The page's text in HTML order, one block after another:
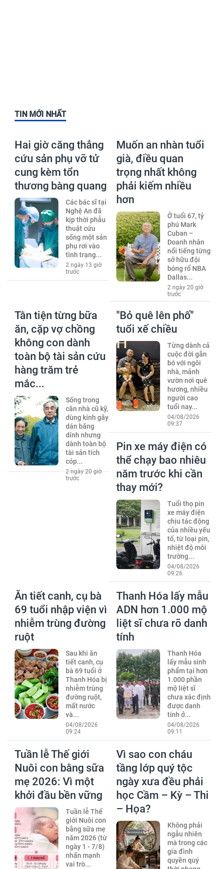
TIN MỚI NHẤT
Hai giờ căng thẳng
cứu sản phụ vỡ tử
cung kèm tổn
thương bàng quang
Các bác sĩ tại
Nghệ An đã
kịp thời phẫu
thuật cứu
sống một sản
phụ rơi vào
tình trạng...
2 ngày 13 giờ
trước
Muốn an nhàn tuổi
già, điều quan
trọng nhất không
phải kiếm nhiều
hơn
Ở tuổi 67, tỷ
phú Mark
Cuban –
Doanh nhân
nổi tiếng từng
sở hữu đội
bóng rổ NBA
Dallas...
2 ngày 20 giờ
trước
Tằn tiện từng bữa
ăn, cặp vợ chồng
không con dành
toàn bộ tài sản cứu
hàng trăm trẻ
mắc...
Sống trong
căn nhà cũ kỹ,
dùng kính gãy
dán băng
dính nhưng
dành toàn bộ
tài sản tích
cóp...
2 ngày 20 giờ
trước
"Bỏ quê lên phố"
tuổi xế chiều
Từng dành cả
cuộc đời gắn
bó với ngôi
nhà, mảnh
vườn nơi quê
hương, nhiều
người cao
tuổi nay...
04/08/2026
09:37
Pin xe máy điện có
thể chạy bao nhiêu
năm trước khi cần
thay mới?
Tuổi thọ pin
xe máy điện
chịu tác động
của nhiều yếu
tố, từ loại pin,
nhiệt độ môi
trường...
04/08/2026
09:26
Ăn tiết canh, cụ bà
69 tuổi nhập viện vì
nhiễm trùng đường
ruột
Sau khi ăn
tiết canh, cụ
bà 69 tuổi ở
Thanh Hóa bị
nhiễm trùng
đường ruột,
mất nước
và...
04/08/2026
09:24
Thanh Hóa lấy mẫu
ADN hơn 1.000 mộ
liệt sĩ chưa rõ danh
tính
Thanh Hóa
lấy mẫu sinh
phẩm tại hơn
1.000 phần
mộ liệt sĩ
chưa xác định
được danh
tính ở...
04/08/2026
09:11
Tuần lễ Thế giới
Nuôi con bằng sữa
mẹ 2026: Vì một
khởi đầu bền vững
Tuần lễ Thế
giới Nuôi con
bằng sữa mẹ
năm 2026 (từ
ngày 1 - 7/8)
nhấn mạnh
vai trò...
Vì sao con cháu
tầng lớp quý tộc
ngày xưa đều phải
học Cầm – Kỳ – Thi
– Họa?
Không phải
ngẫu nhiên
mà trong các
gia đình
quyền quý